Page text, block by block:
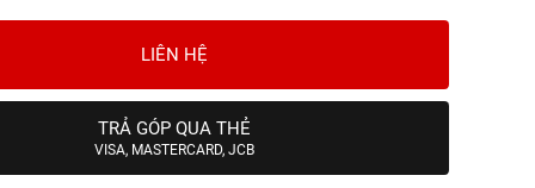
LIÊN HỆ
TRẢ GÓP QUA THẺ
VISA, MASTERCARD, JCB